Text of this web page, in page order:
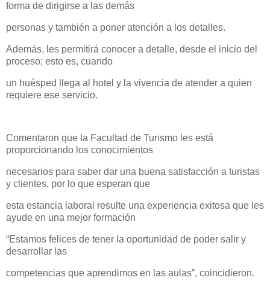
forma de dirigirse a las demás
personas y también a poner atención a los detalles.
Además, les permitirá conocer a detalle, desde el inicio del
proceso; esto es, cuando
un huésped llega al hotel y la vivencia de atender a quien
requiere ese servicio.
Comentaron que la Facultad de Turismo les está
proporcionando los conocimientos
necesarios para saber dar una buena satisfacción a turistas
y clientes, por lo que esperan que
esta estancia laboral resulte una experiencia exitosa que les
ayude en una mejor formación
“Estamos felices de tener la oportunidad de poder salir y
desarrollar las
competencias que aprendimos en las aulas”, coincidieron.